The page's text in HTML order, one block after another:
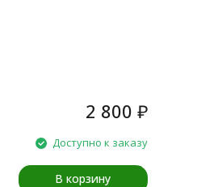
2 800 ₽
Доступно к заказу
В корзину